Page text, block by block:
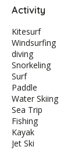
Activity
Kitesurf
Windsurfing
diving
Snorkeling
Surf
Paddle
Water Skiing
Sea Trip
Fishing
Kayak
Jet Ski